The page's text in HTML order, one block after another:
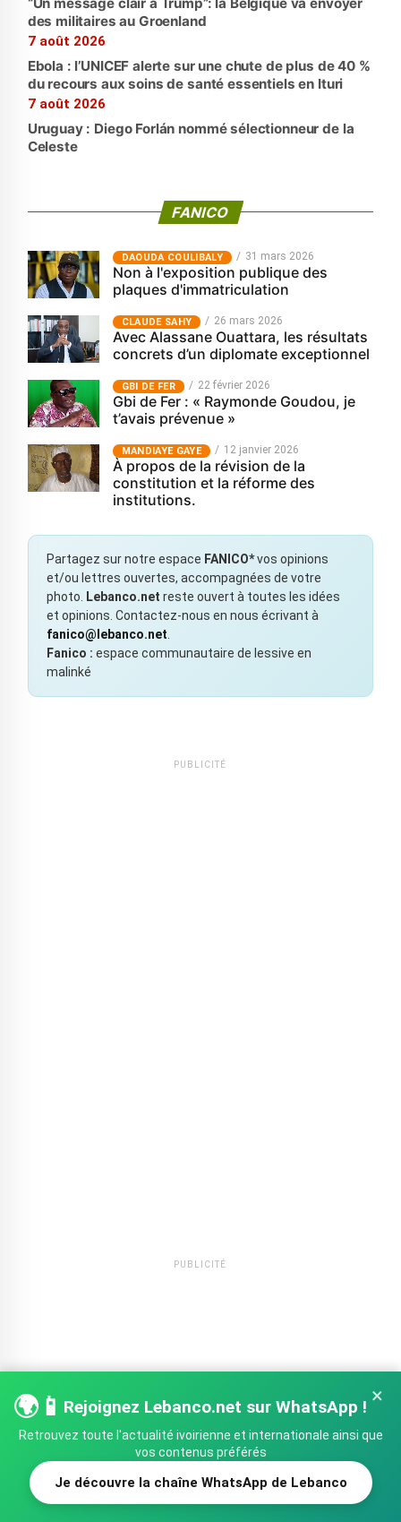
SHARE TWEET
des militaires au Groenland
7 août 2026
Ebola : l’UNICEF alerte sur une chute de plus de 40 %
du recours aux soins de santé essentiels en Ituri
7 août 2026
Uruguay : Diego Forlán nommé sélectionneur de la
Celeste
FANICO
‎DAOUDA COULIBALY 31 mars 2026
Non à l'exposition publique des
plaques d'immatriculation
CLAUDE SAHY 26 mars 2026
Avec Alassane Ouattara, les résultats
concrets d’un diplomate exceptionnel
GBI DE FER 22 février 2026
Gbi de Fer : « Raymonde Goudou, je
t’avais prévenue »
MANDIAYE GAYE 12 janvier 2026
À propos de la révision de la
constitution et la réforme des
institutions.
Partagez sur notre espace FANICO*vos opinions
et/ou lettres ouvertes, accompagnées de votre
photo.
Lebanco.net reste ouvert à toutes les idées
et opinions. Contactez-nous en nous écrivant à
fanico@lebanco.net
Fanico : espace communautaire de lessive en
malinké
PUBLICITÉ
PUBLICITÉ
×
🌍📱 Rejoignez Lebanco.net sur WhatsApp !
Retrouvez toute l'actualité ivoirienne et internationale ainsi que
vos contenus préférés
Je découvre la chaîne WhatsApp de Lebanco